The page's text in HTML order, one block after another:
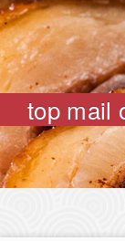
top mail